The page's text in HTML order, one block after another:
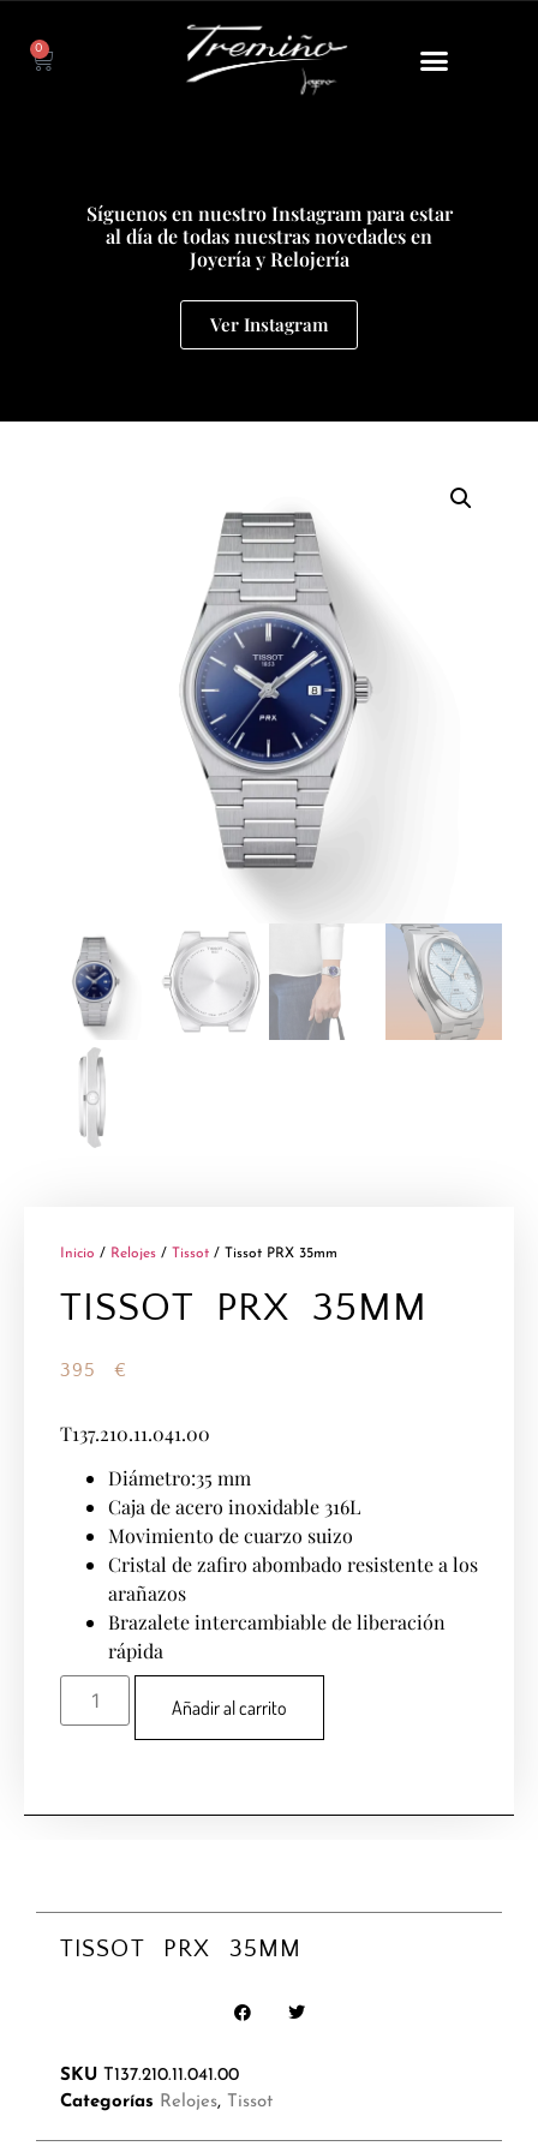
0
Síguenos en nuestro Instagram para estar
al día de todas nuestras novedades en
Joyería y Relojería
Ver Instagram
Inicio / Relojes / Tissot / Tissot PRX 35mm
TISSOT PRX 35MM
395€
T137.210.11.041.00
Diámetro:35 mm
Caja de acero inoxidable 316L
Movimiento de cuarzo suizo
Cristal de zafiro abombado resistente a los
arañazos
Brazalete intercambiable de liberación
rápida
Añadir al carrito
TISSOT PRX 35MM
SKU T137.210.11.041.00
Categorías Relojes, Tissot